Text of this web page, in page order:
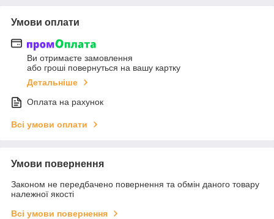
Умови оплати
Ви отримаєте замовлення
або гроші повернуться на вашу картку
Детальніше
Оплата на рахунок
Всі умови оплати
Умови повернення
Законом не передбачено повернення та обмін даного товару
належної якості
Всі умови повернення